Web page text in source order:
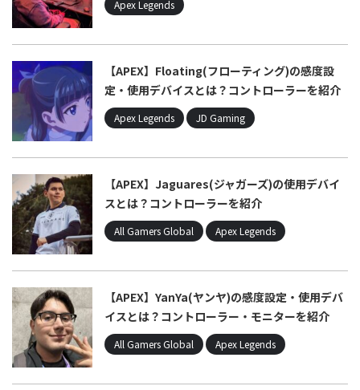
Apex Legends
【APEX】Floating(フローティング)の感度設
定・使用デバイスとは？コントローラーを紹介
Apex Legends JD Gaming
【APEX】Jaguares(ジャガーズ)の使用デバイ
スとは？コントローラーを紹介
All Gamers Global Apex Legends
【APEX】YanYa(ヤンヤ)の感度設定・使用デバ
イスとは？コントローラー・モニターを紹介
All Gamers Global Apex Legends